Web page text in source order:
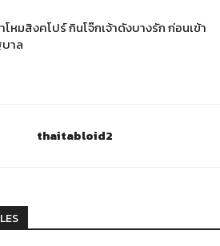
หมสิงคโปร์ กินโจ๊กเจ้าดังบางรัก ก่อนเข้า
าล
thaitabloid2